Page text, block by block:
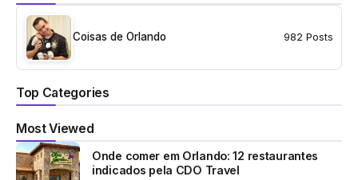
Coisas de Orlando 982 Posts
Top Categories
Most Viewed
Onde comer em Orlando: 12 restaurantes
indicados pela CDO Travel